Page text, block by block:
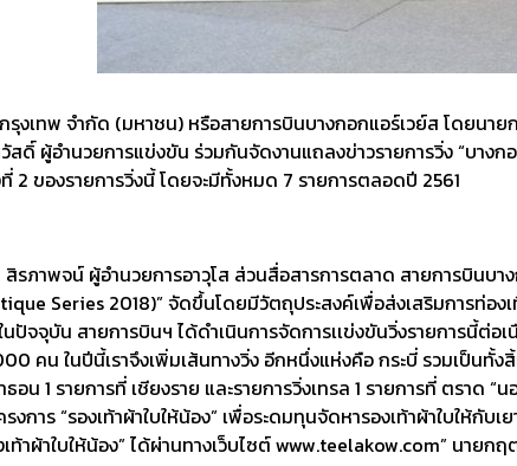
รุงเทพ จำกัด (มหาชน) หรือสายการบินบางกอกแอร์เวย์ส โดยนา
ผู้อำนวยการแข่งขัน ร่วมกันจัดงานแถลงข่าวรายการวิ่ง “บาง
2 ของรายการวิ่งนี้ โดยจะมีทั้งหมด 7 รายการตลอดปี 2561
ภาพจน์ ผู้อำนวยการอาวุโส ส่วนสื่อสารการตลาด สายการบินบา
Series 2018)” จัดขึ้นโดยมีวัตถุประสงค์เพื่อส่งเสริมการท่อ
นปัจจุบัน สายการบินฯ ได้ดำเนินการจัดการเเข่งขันวิ่งรายการนี้ต่
คน ในปีนี้เราจึงเพิ่มเส้นทางวิ่ง อีกหนึ่งแห่งคือ กระบี่ รวมเป็นทั้
ธอน 1 รายการที่ เชียงราย และรายการวิ่งเทรล 1 รายการที่ ตรา
งการ “รองเท้าผ้าใบให้น้อง” เพื่อระดมทุนจัดหารองเท้าผ้าใบให้กั
เท้าผ้าใบให้น้อง” ได้ผ่านทางเว็บไซต์ www.teelakow.com” นายก